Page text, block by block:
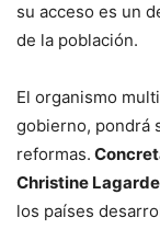
su acceso es un
de la población.
El organismo
gobierno, pondrá
reformas.
Christine
los países